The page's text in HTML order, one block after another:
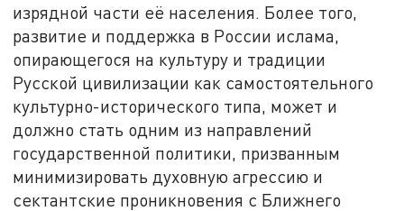
изрядной части её населения. Более того,
развитие и поддержка в России ислама,
опирающегося на культуру и традиции
Русской цивилизации как самостоятельного
культурно-исторического типа, может и
должно стать одним из направлений
государственной политики, призванным
минимизировать духовную агрессию и
сектантские проникновения с Ближнего